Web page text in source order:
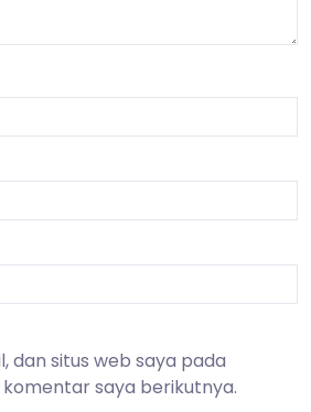
dan situs web saya pada
saya berikutnya.